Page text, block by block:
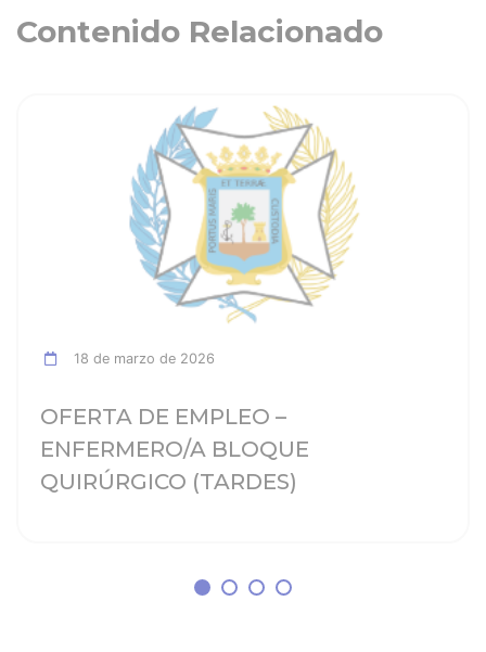
Contenido Relacionado
18 de marzo de 2026
OFERTA DE EMPLEO –
ENFERMERO/A BLOQUE
QUIRÚRGICO (TARDES)